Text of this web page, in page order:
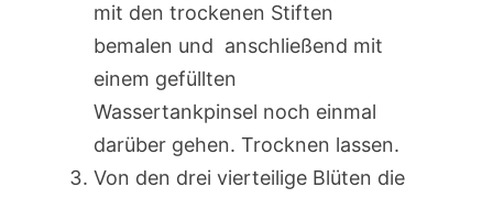
mit den trockenen Stiften
bemalen und anschließend mit
einem gefüllten
Wassertankpinsel noch einmal
darüber gehen. Trocknen lassen.
Von den drei vierteilige Blüten die